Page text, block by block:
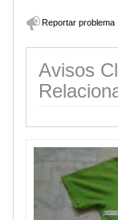
Reportar problema
Avisos